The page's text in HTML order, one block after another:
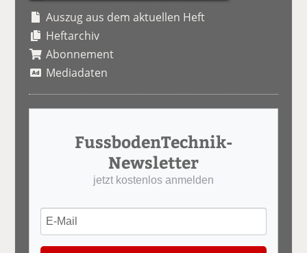
Auszug aus dem aktuellen Heft
Heftarchiv
Abonnement
Mediadaten
FussbodenTechnik-
Newsletter
jetzt kostenlos anmelden